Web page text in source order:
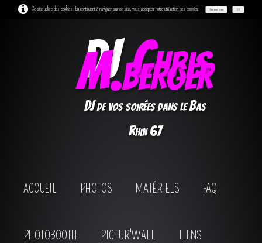
Ce site utilise des cookies. En continuant à naviguer sur ce site, vous acceptez notre utilisation des cookies. Personnaliser OK
DJChris
M.berger
DJ de vos soirées dans le Bas
Rhin 67
ACCUEIL PHOTOS MATÉRIELS FAQ
PHOTOBOOTH PICTUR'WALL LIENS